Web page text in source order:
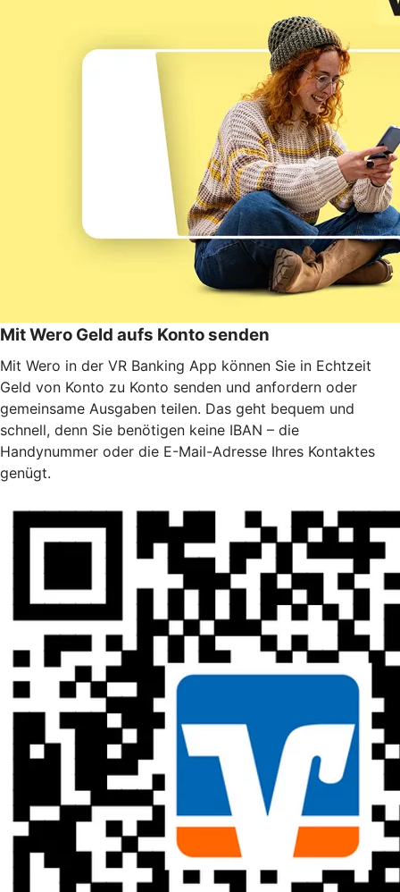
Mit Wero Geld aufs Konto senden
Mit Wero in der VR Banking App können Sie in Echtzeit
Geld von Konto zu Konto senden und anfordern oder
gemeinsame Ausgaben teilen. Das geht bequem und
schnell, denn Sie benötigen keine IBAN – die
Handynummer oder die E-Mail-Adresse Ihres Kontaktes
genügt.